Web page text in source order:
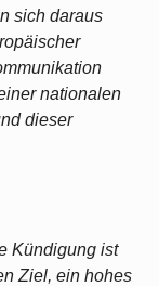
sich daraus
nationalen
dieser
Kündigung ist
Ziel, ein hohes